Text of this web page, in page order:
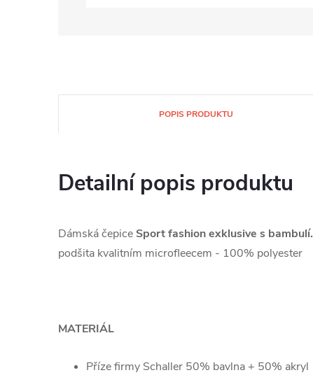
POPIS PRODUKTU
Detailní popis produktu
Dámská čepice Sport fashion exklusive s bambulí.
podšita kvalitním microfleecem - 100% polyester
MATERIÁL
Příze firmy Schaller 50% bavlna + 50% akryl